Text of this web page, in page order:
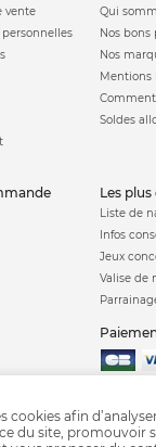
vente
Qui
Nos bons
Nos
Mentions
Soldes
les
Liste de
Infos
Jeux
Valise de
cookies afin
du site, promouvoir